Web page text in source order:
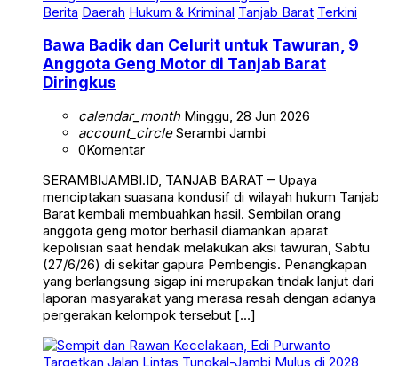
Berita Daerah Hukum & Kriminal Tanjab Barat Terkini
Bawa Badik dan Celurit untuk Tawuran, 9
Anggota Geng Motor di Tanjab Barat
Diringkus
calendar_monthMinggu, 28 Jun 2026
account_circleSerambi Jambi
0Komentar
SERAMBIJAMBI.ID, TANJAB BARAT – Upaya
menciptakan suasana kondusif di wilayah hukum Tanjab
Barat kembali membuahkan hasil. Sembilan orang
anggota geng motor berhasil diamankan aparat
kepolisian saat hendak melakukan aksi tawuran, Sabtu
(27/6/26) di sekitar gapura Pembengis. Penangkapan
yang berlangsung sigap ini merupakan tindak lanjut dari
laporan masyarakat yang merasa resah dengan adanya
pergerakan kelompok tersebut […]